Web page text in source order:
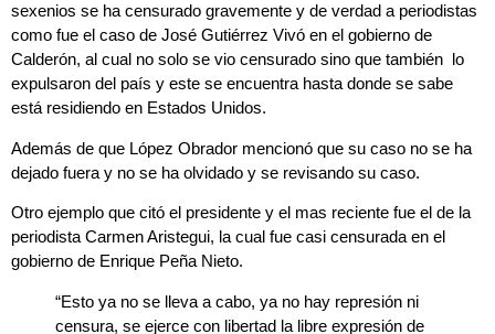
sexenios se ha censurado gravemente y de verdad a periodistas
como fue el caso de José Gutiérrez Vivó en el gobierno de
Calderón, al cual no solo se vio censurado sino que también lo
expulsaron del país y este se encuentra hasta donde se sabe
está residiendo en Estados Unidos.
Además de que López Obrador mencionó que su caso no se ha
dejado fuera y no se ha olvidado y se revisando su caso.
Otro ejemplo que citó el presidente y el mas reciente fue el de la
periodista Carmen Aristegui, la cual fue casi censurada en el
gobierno de Enrique Peña Nieto.
“Esto ya no se lleva a cabo, ya no hay represión ni
censura, se ejerce con libertad la libre expresión de